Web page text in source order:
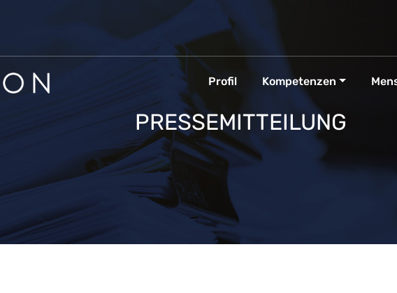
Profil Kompetenzen
PRESSEMITTEILUNG